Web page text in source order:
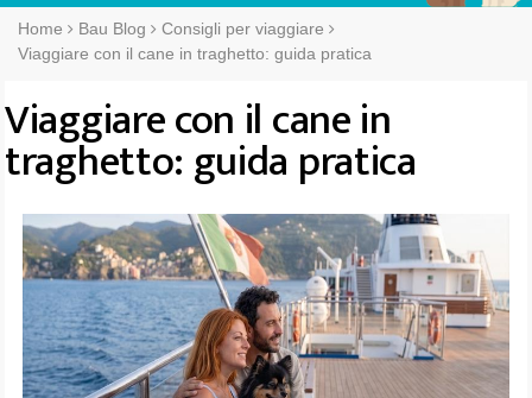
Home Bau Blog
Consigli per viaggiare
Viaggiare con il cane in traghetto: guida pratica
Viaggiare con il cane in
traghetto: guida pratica